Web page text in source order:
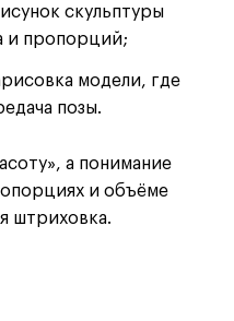
скульптуры
и пропорций;
модели, где
позы.
а понимание
и объёме
штриховка.